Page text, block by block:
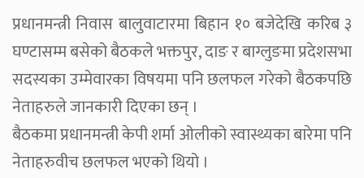
प्रधानमन्त्री निवास बालुवाटारमा बिहान १० बजेदेखि करिब ३
घण्टासम्म बसेको बैठकले भक्तपुर, दाङ र बाग्लुङमा प्रदेशसभा
सदस्यका उम्मेवारका विषयमा पनि छलफल गरेको बैठकपछि
नेताहरुले जानकारी दिएका छन् ।
बैठकमा प्रधानमन्त्री केपी शर्मा ओलीको स्वास्थ्यका बारेमा पनि
नेताहरुवीच छलफल भएको थियो ।